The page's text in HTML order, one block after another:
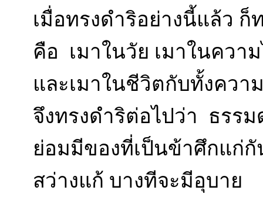
เมื่อทรงดำริอย่างนี้แล้ว ก็
คือ เมาในวัย เมาในควา
และเมาในชีวิตกับทั้งควา
จึงทรงดำริต่อไปว่า ธรร
ย่อมมีของที่เป็นข้าศึกแก่
สว่างแก้ บางทีจะมีอุบาย